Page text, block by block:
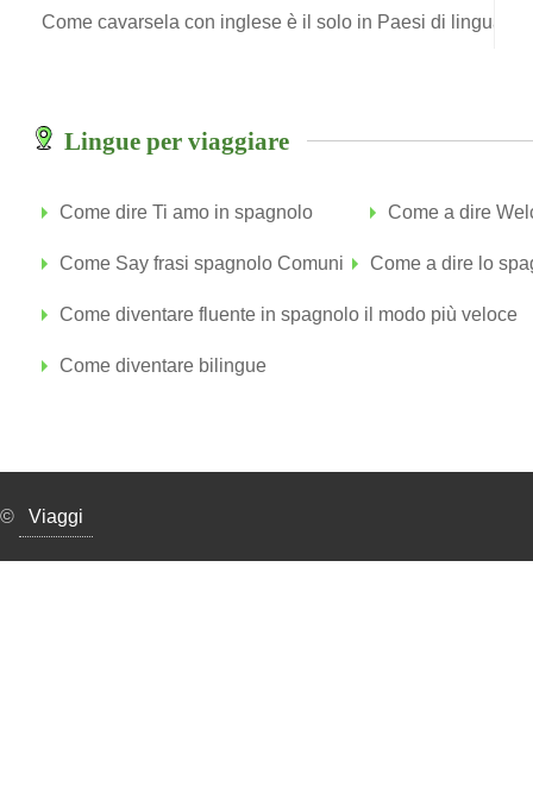
Come cavarsela con inglese è il solo in Paesi di lingua
Lingue per viaggiare
Come dire Ti amo in spagnolo Come a dire
Come Say frasi spagnolo Comuni Come a dire lo
Come diventare fluente in spagnolo il modo più veloce
Come diventare bilingue
© Viaggi